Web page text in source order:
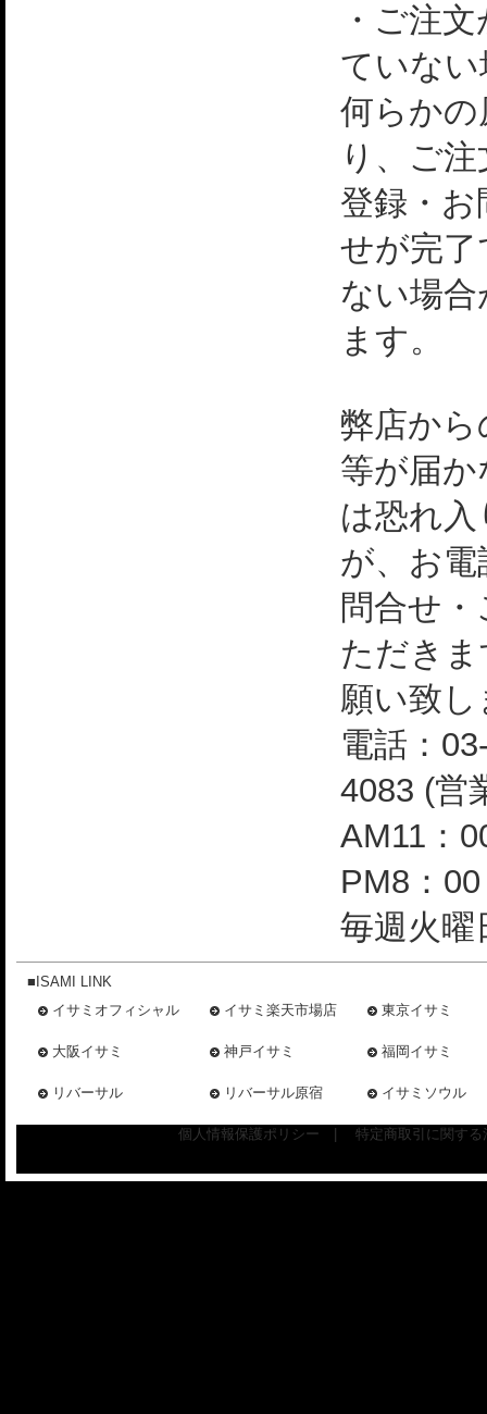
・ご注
ていない
何らか
り、ご
登録・
せが完
ない場
ます。
弊店か
等が届
は恐れ
が、お
問合せ
ただき
願い致
電話：
4083 (営
AM11：
PM8：
毎週火曜
■ISAMI LINK
イサミオフィシャル
イサミ楽天市場店 東京イサミ
大阪イサミ 神戸イサミ 福岡イサミ
リバーサル リバーサル原宿 イサミソウル
個人情報保護ポリシー 特定商取引に関す